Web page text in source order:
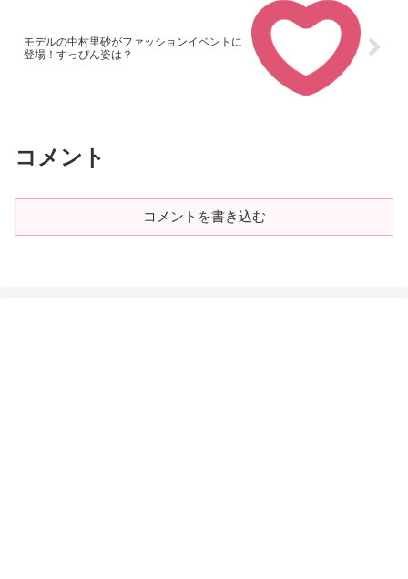
モデルの中村里砂がファッションイベントに
登場！すっぴん姿は？
コメント
コメントを書き込む